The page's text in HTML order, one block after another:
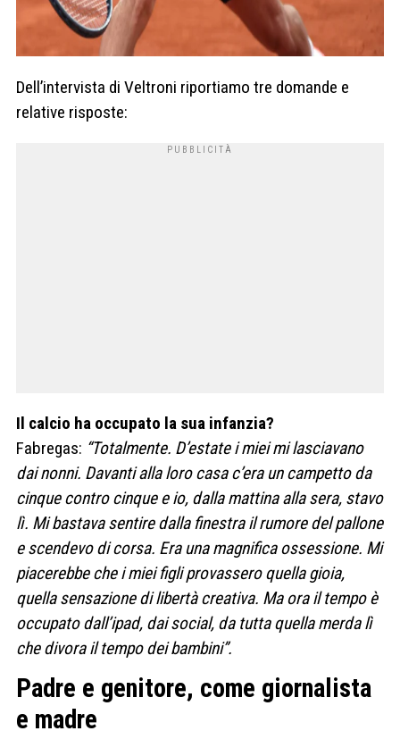
Dell’intervista di Veltroni riportiamo tre domande e
relative risposte:
Il calcio ha occupato la sua infanzia?
Fabregas: “Totalmente. D’estate i miei mi lasciavano
dai nonni. Davanti alla loro casa c’era un campetto da
cinque contro cinque e io, dalla mattina alla sera, stavo
lì. Mi bastava sentire dalla finestra il rumore del pallone
e scendevo di corsa. Era una magnifica ossessione. Mi
piacerebbe che i miei figli provassero quella gioia,
quella sensazione di libertà creativa. Ma ora il tempo è
occupato dall’ipad, dai social, da tutta quella merda lì
che divora il tempo dei bambini”.
Padre e genitore, come giornalista
e madre